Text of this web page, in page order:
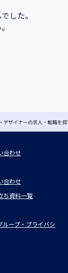
した。
デザイナーの求人・転職を
合わせ
合わせ
ち資料一覧
ループ・プライバシ